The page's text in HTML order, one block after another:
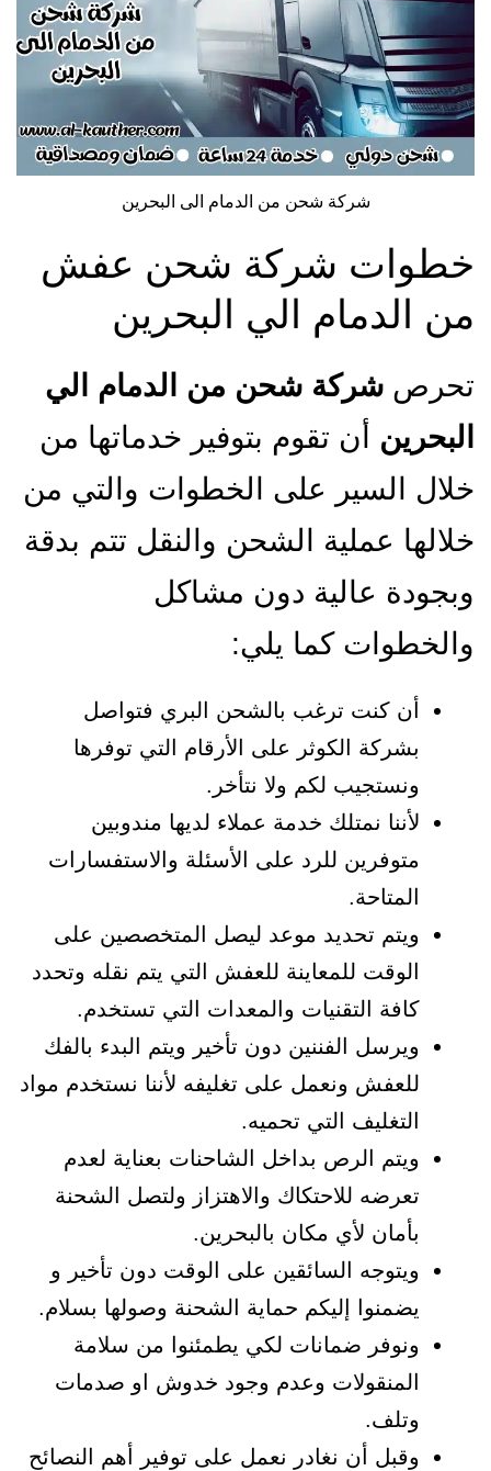
شركة شحن من الدمام الى البحرين
خطوات شركة شحن عفش
من الدمام الي البحرين
تحرص شركة شحن من الدمام الي
البحرين
أن تقوم بتوفير خدماتها من
خلال السير على الخطوات والتي من
خلالها عملية الشحن والنقل تتم بدقة
وبجودة عالية دون مشاكل
والخطوات كما يلي:
أن كنت ترغب بالشحن البري فتواصل
بشركة الكوثر على الأرقام التي توفرها
ونستجيب لكم ولا نتأخر.
لأننا نمتلك خدمة عملاء لديها مندوبين
متوفرين للرد على الأسئلة والاستفسارات
المتاحة.
ويتم تحديد موعد ليصل المتخصصين على
الوقت للمعاينة للعفش التي يتم نقله وتحدد
كافة التقنيات والمعدات التي تستخدم.
ويرسل الفننين دون تأخير ويتم البدء بالفك
للعفش ونعمل على تغليفه لأننا نستخدم مواد
التغليف التي تحميه.
ويتم الرص بداخل الشاحنات بعناية لعدم
تعرضه للاحتكاك والاهتزاز ولتصل الشحنة
بأمان لأي مكان بالبحرين.
ويتوجه السائقين على الوقت دون تأخير و
يضمنوا إليكم حماية الشحنة وصولها بسلام.
ونوفر ضمانات لكي يطمئنوا من سلامة
المنقولات وعدم وجود خدوش او صدمات
وتلف.
وقبل أن نغادر نعمل على توفير أهم النصائح